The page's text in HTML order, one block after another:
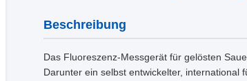
Beschreibung
Das Fluoreszenz-Messgerät für gelösten
Darunter ein selbst entwickelter,